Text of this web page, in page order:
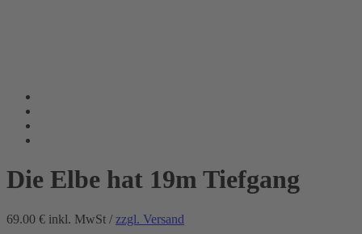
Die Elbe hat 19m Tiefgang
69.00 € inkl. MwSt / zzgl. Versand